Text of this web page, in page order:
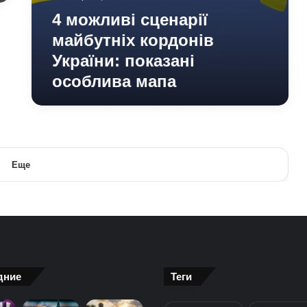
4 можливі сценарії
майбутніх кордонів
України: показані
особлива мапа
Еще
Теги